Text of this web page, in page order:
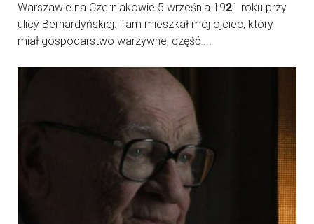
Warszawie na Czerniakowie 5 września 1921 roku przy
ulicy Bernardyńskiej. Tam mieszkał mój ojciec, który
miał gospodarstwo warzywne, część ...